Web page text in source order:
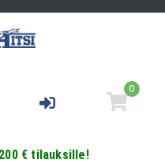
0
€ tilauksille!